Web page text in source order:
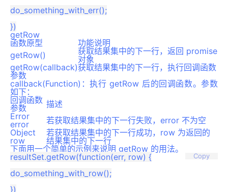
do_something_with_err();
getRow
函数原型
功能说明
getRow()
获取结果集中的下一行，返回 promise
对象
getRow(callback)获取结果集中的下一行，执行回调函数
参数
callback(Function)：执行 getRow 后的回调函数。参数
如下：
回调函数
参数
描述
Error
error
若获取结果集中的下一行失败，error 不为空
Object
row
若获取结果集中的下一行成功，row 为返回的
结果集中的下一行
下面用一个简单的示例来说明 getRow 的用法。
Copy
resultSet.getRow(function(err, row) {
do_something_with_row();